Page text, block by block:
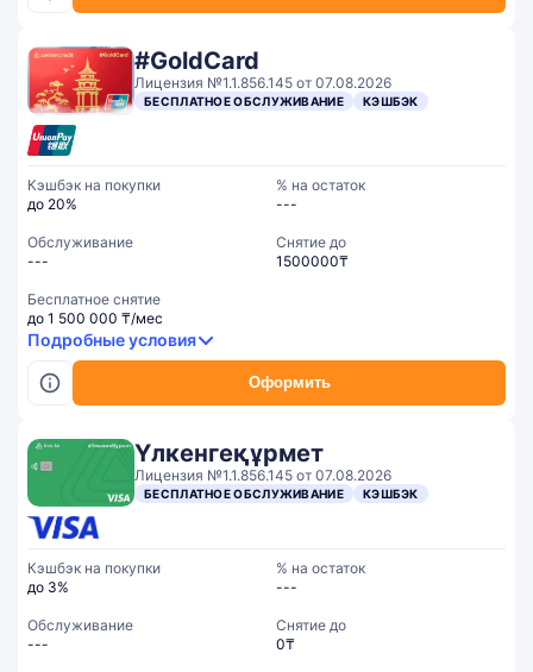
#GoldCard
Лицензия №1.1.856.145 от 07.08.2026
БЕСПЛАТНОЕ ОБСЛУЖИВАНИЕ КЭШБЭК
Оформить
Кэшбэк на покупки
до 20%
% на остаток
---
Обслуживание
---
Cнятие до
1500000₸
Бесплатное снятие
до 1 500 000 ₸/мес
Подробные условия
Үлкенгеқұрмет
Лицензия №1.1.856.145 от 07.08.2026
БЕСПЛАТНОЕ ОБСЛУЖИВАНИЕ КЭШБЭК
Кэшбэк на покупки
до 3%
% на остаток
---
Обслуживание
---
Cнятие до
0₸